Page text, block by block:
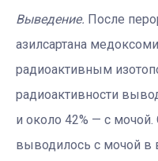
Выведение. После
азилсартана
радиоактивным
радиоактивности
и около 42% — с мочой.
выводилось с мочой в